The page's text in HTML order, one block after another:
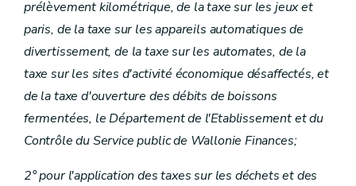
prélèvement kilométrique, de la taxe sur les jeux et
paris, de la taxe sur les appareils automatiques de
divertissement, de la taxe sur les automates, de la
taxe sur les sites d'activité économique désaffectés, et
de la taxe d'ouverture des débits de boissons
fermentées, le Département de l'Etablissement et du
Contrôle du Service public de Wallonie Finances;
2° pour l'application des taxes sur les déchets et des